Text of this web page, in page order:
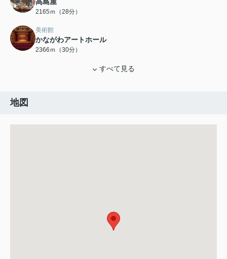
高島屋
2165ｍ（28分）
美術館
かながわアートホール
2366ｍ（30分）
すべて見る
地図